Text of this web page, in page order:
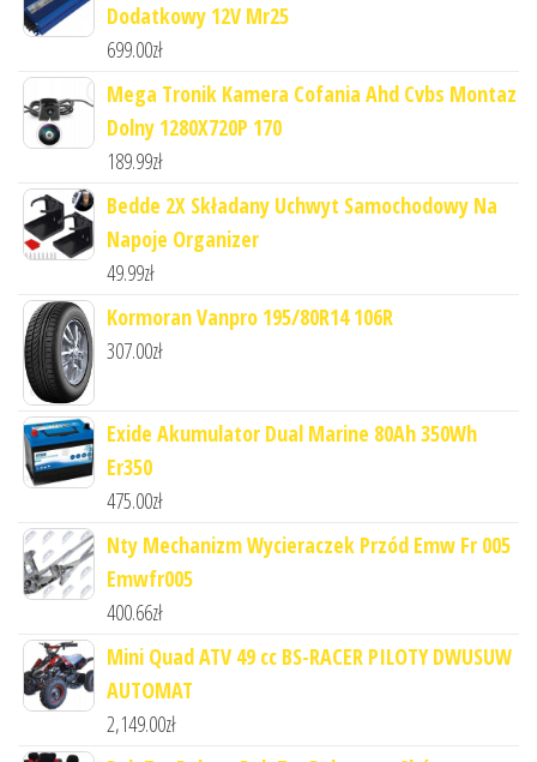
Dodatkowy 12V Mr25
699.00zł
Mega Tronik Kamera Cofania Ahd Cvbs Montaz
Dolny 1280X720P 170
189.99zł
Bedde 2X Składany Uchwyt Samochodowy Na
Napoje Organizer
49.99zł
Kormoran Vanpro 195/80R14 106R
307.00zł
Exide Akumulator Dual Marine 80Ah 350Wh
Er350
475.00zł
Nty Mechanizm Wycieraczek Przód Emw Fr 005
Emwfr005
400.66zł
Mini Quad ATV 49 cc BS-RACER PILOTY DWUSUW
AUTOMAT
2,149.00zł